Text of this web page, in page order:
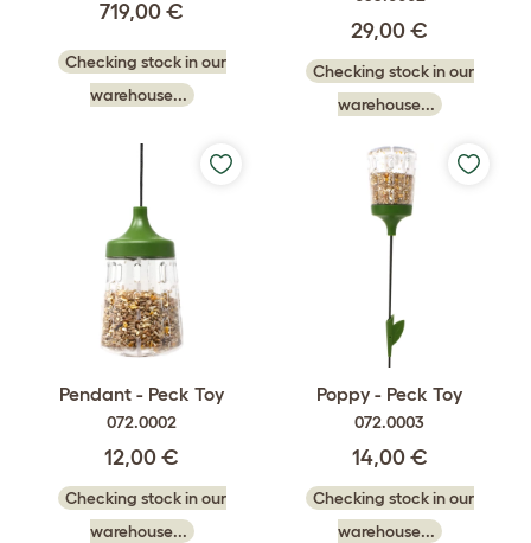
719,00 €
Checking stock in our
warehouse...
29,00 €
Checking stock in our
warehouse...
Pendant - Peck Toy
072.0002
12,00 €
Checking stock in our
warehouse...
Poppy - Peck Toy
072.0003
14,00 €
Checking stock in our
warehouse...